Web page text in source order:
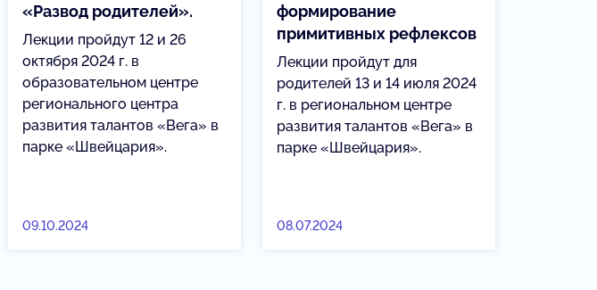
«Развод родителей».
Лекции пройдут 12 и 26
октября 2024 г. в
образовательном центре
регионального центра
развития талантов «Вега» в
парке «Швейцария».
09.10.2024
формирование
примитивных рефлексов
Лекции пройдут для
родителей 13 и 14 июля 2024
г. в региональном центре
развития талантов «Вега» в
парке «Швейцария».
08.07.2024